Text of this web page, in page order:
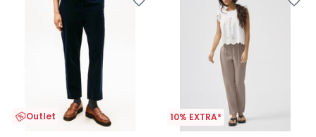
Outlet 10% EXTRA*